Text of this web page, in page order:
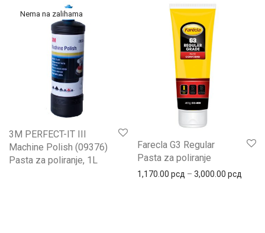
3M PERFECT-IT III
Machine Polish (09376)
Pasta za poliranje, 1L
Farecla G3 Regular
Pasta za poliranje
1,170.00 рсд – 3,000.00 рсд